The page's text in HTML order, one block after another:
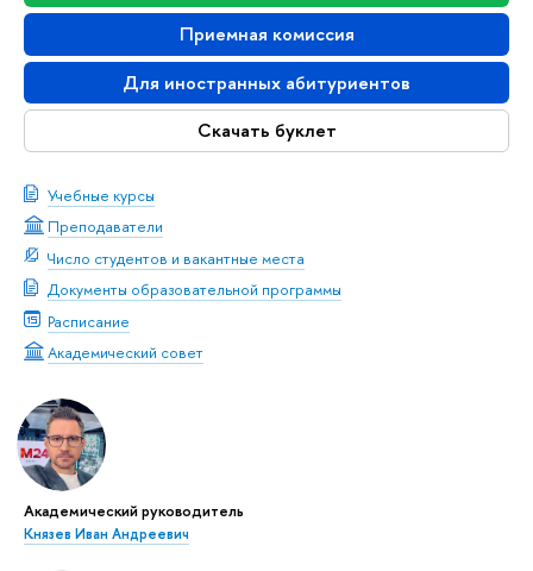
Приемная комиссия
Для иностранных абитуриентов
Скачать буклет
Учебные курсы
Преподаватели
Число студентов и вакантные места
Документы образовательной программы
Расписание
Академический совет
Академический руководитель
Князев Иван Андреевич